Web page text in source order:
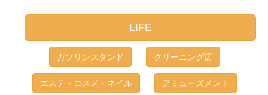
LIFE
ガソリンスタンド クリーニング店
エステ・コスメ・ネイル アミューズメント